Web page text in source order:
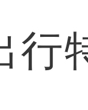
行